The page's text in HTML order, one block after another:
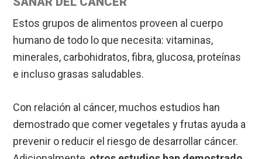
Estos grupos de alimentos proveen al cuerpo
humano de todo lo que necesita: vitaminas,
minerales, carbohidratos, fibra, glucosa, proteínas
e incluso grasas saludables.
Con relación al cáncer, muchos estudios han
demostrado que comer vegetales y frutas ayuda a
prevenir o reducir el riesgo de desarrollar cáncer.